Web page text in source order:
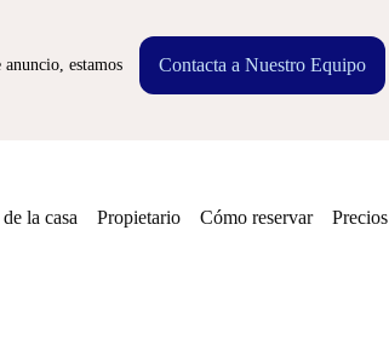
estamos Contacta a Nuestro Equipo
la casa Propietario Cómo reservar Precios